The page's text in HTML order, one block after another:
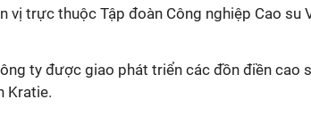
vị trực thuộc Tập đoàn Công nghiệp Cao su
ty được giao phát triển các đồn điền cao
Kratie.